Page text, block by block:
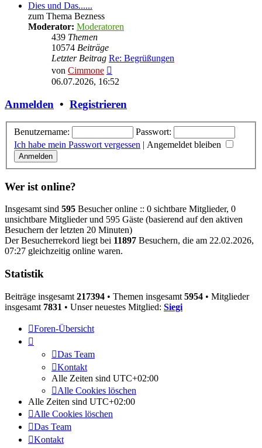
Dies und Das......
zum Thema Bezness
Moderator: Moderatoren
439 Themen
10574 Beiträge
Letzter Beitrag Re: Begrüßungen
von Cimmone
Beitrag
06.07.2026, 16:52
Anmelden • Registrieren
Benutzername:
Passwort:
Ich habe mein Passwort vergessen | Angemeldet bleiben
Wer ist online?
Insgesamt sind 595 Besucher online :: 0 sichtbare Mitglieder, 0
unsichtbare Mitglieder und 595 Gäste (basierend auf den aktiven
Besuchern der letzten 20 Minuten)
Der Besucherrekord liegt bei 11897 Besuchern, die am 22.02.2026,
07:27 gleichzeitig online waren.
Statistik
Beiträge insgesamt 217394 • Themen insgesamt 5954 • Mitglieder
insgesamt 7831 • Unser neuestes Mitglied: Siegi
Foren-Übersicht
Das Team
Kontakt
Alle Zeiten sind UTC+02:00
Alle Cookies löschen
Alle Zeiten sind UTC+02:00
Alle Cookies löschen
Das Team
Kontakt